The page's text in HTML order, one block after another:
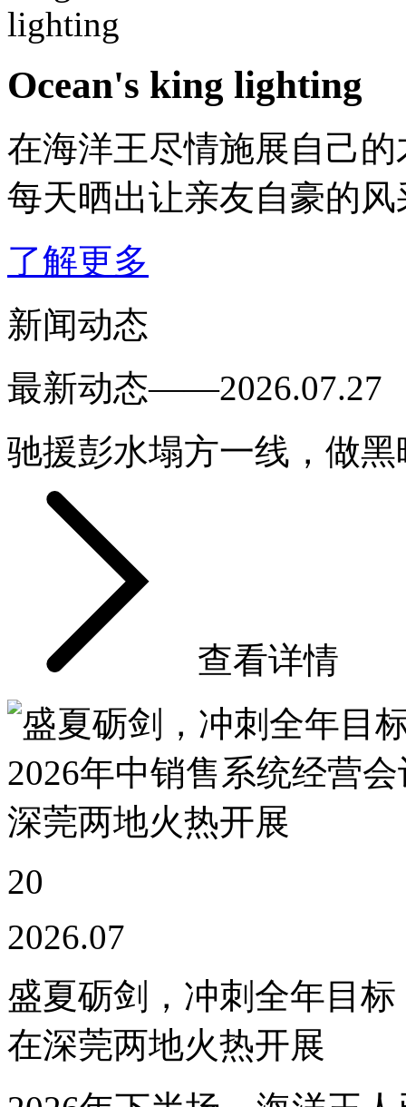
Ocean's king lighting
在海洋王尽情施展自己的
每天晒出让亲友自豪的风
了解更多
新闻动态
最新动态——2026.07.27
驰援彭水塌方一线，做
查看详情
20
2026.07
盛夏砺剑，冲刺全年目
在深莞两地火热开展